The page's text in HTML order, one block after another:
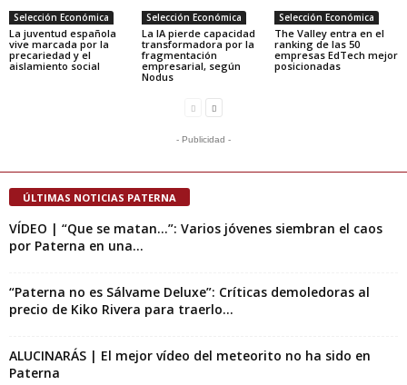
Selección Económica
La juventud española
vive marcada por la
precariedad y el
aislamiento social
Selección Económica
La IA pierde capacidad
transformadora por la
fragmentación
empresarial, según
Nodus
Selección Económica
The Valley entra en el
ranking de las 50
empresas EdTech mejor
posicionadas
- Publicidad -
ÚLTIMAS NOTICIAS PATERNA
VÍDEO | “Que se matan…”: Varios jóvenes siembran el caos
por Paterna en una...
“Paterna no es Sálvame Deluxe”: Críticas demoledoras al
precio de Kiko Rivera para traerlo...
ALUCINARÁS | El mejor vídeo del meteorito no ha sido en
Paterna